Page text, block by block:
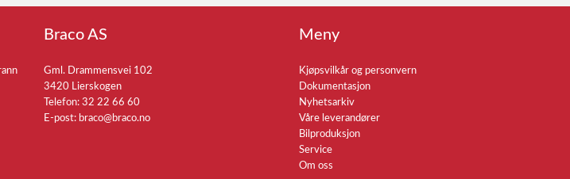
Braco AS
Gml. Drammensvei 102
3420 Lierskogen
Telefon: 32 22 66 60
E-post: braco@braco.no
Meny
Kjøpsvilkår og personvern
Dokumentasjon
Nyhetsarkiv
Våre leverandører
Bilproduksjon
Service
Om oss